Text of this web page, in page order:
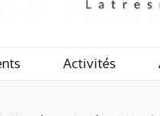
Activités